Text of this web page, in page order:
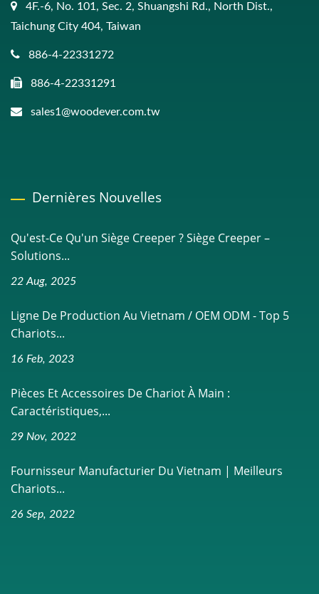
4F.-6, No. 101, Sec. 2, Shuangshi Rd., North Dist.,
Taichung City 404, Taiwan
886-4-22331272
886-4-22331291
sales1@woodever.com.tw
Dernières Nouvelles
Qu'est-Ce Qu'un Siège Creeper ? Siège Creeper –
Solutions...
22 Aug, 2025
Ligne De Production Au Vietnam / OEM ODM - Top 5
Chariots...
16 Feb, 2023
Pièces Et Accessoires De Chariot À Main :
Caractéristiques,...
29 Nov, 2022
Fournisseur Manufacturier Du Vietnam | Meilleurs
Chariots...
26 Sep, 2022